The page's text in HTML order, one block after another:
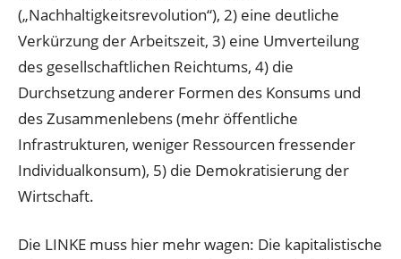
(„Nachhaltigkeitsrevolution“), 2) eine deutliche
Verkürzung der Arbeitszeit, 3) eine Umverteilung
des gesellschaftlichen Reichtums, 4) die
Durchsetzung anderer Formen des Konsums und
des Zusammenlebens (mehr öffentliche
Infrastrukturen, weniger Ressourcen fressender
Individualkonsum), 5) die Demokratisierung der
Wirtschaft.
Die LINKE muss hier mehr wagen: Die kapitalistische